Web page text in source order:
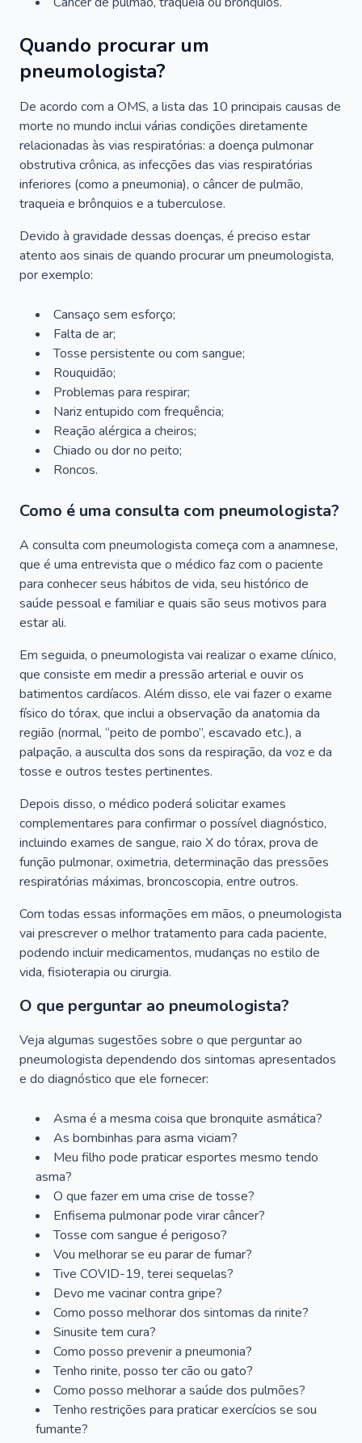
Quando procurar um
pneumologista?
De acordo com a OMS, a lista das 10 principais causas de
morte no mundo inclui várias condições diretamente
relacionadas às vias respiratórias: a doença pulmonar
obstrutiva crônica, as infecções das vias respiratórias
inferiores (como a pneumonia), o câncer de pulmão,
traqueia e brônquios e a tuberculose.
Devido à gravidade dessas doenças, é preciso estar
atento aos sinais de quando procurar um pneumologista,
por exemplo:
Cansaço sem esforço;
Falta de ar;
Tosse persistente ou com sangue;
Rouquidão;
Problemas para respirar;
Nariz entupido com frequência;
Reação alérgica a cheiros;
Chiado ou dor no peito;
Roncos.
Como é uma consulta com pneumologista?
A consulta com pneumologista começa com a anamnese,
que é uma entrevista que o médico faz com o paciente
para conhecer seus hábitos de vida, seu histórico de
saúde pessoal e familiar e quais são seus motivos para
estar ali.
Em seguida, o pneumologista vai realizar o exame clínico,
que consiste em medir a pressão arterial e ouvir os
batimentos cardíacos. Além disso, ele vai fazer o exame
físico do tórax, que inclui a observação da anatomia da
região (normal, “peito de pombo”, escavado etc.), a
palpação, a ausculta dos sons da respiração, da voz e da
tosse e outros testes pertinentes.
Depois disso, o médico poderá solicitar exames
complementares para confirmar o possível diagnóstico,
incluindo exames de sangue, raio X do tórax, prova de
função pulmonar, oximetria, determinação das pressões
respiratórias máximas, broncoscopia, entre outros.
Com todas essas informações em mãos, o pneumologista
vai prescrever o melhor tratamento para cada paciente,
podendo incluir medicamentos, mudanças no estilo de
vida, fisioterapia ou cirurgia.
O que perguntar ao pneumologista?
Veja algumas sugestões sobre o que perguntar ao
pneumologista dependendo dos sintomas apresentados
e do diagnóstico que ele fornecer:
Asma é a mesma coisa que bronquite asmática?
As bombinhas para asma viciam?
Meu filho pode praticar esportes mesmo tendo
asma?
O que fazer em uma crise de tosse?
Enfisema pulmonar pode virar câncer?
Tosse com sangue é perigoso?
Vou melhorar se eu parar de fumar?
Tive COVID-19, terei sequelas?
Devo me vacinar contra gripe?
Como posso melhorar dos sintomas da rinite?
Sinusite tem cura?
Como posso prevenir a pneumonia?
Tenho rinite, posso ter cão ou gato?
Como posso melhorar a saúde dos pulmões?
Tenho restrições para praticar exercícios se sou
fumante?